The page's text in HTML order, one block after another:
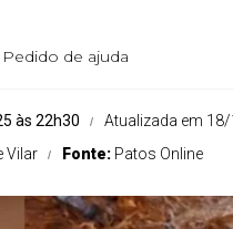
Pedido de ajuda
às 22h30
Atualizada em
Vilar Fonte: Patos Online